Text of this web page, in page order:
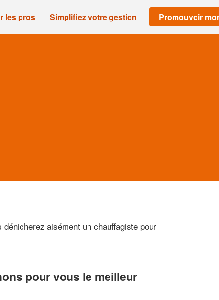
les pros Simplifiez votre gestion Promouvoir
aisément un chauffagiste pour
pour vous le meilleur